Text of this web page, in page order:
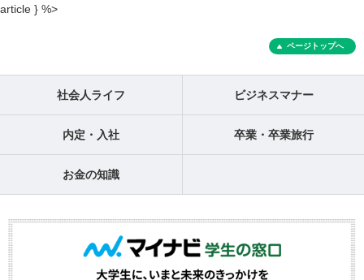
article } %>
ページトップへ
社会人ライフ ビジネスマナー
内定・入社 卒業・卒業旅行
お金の知識